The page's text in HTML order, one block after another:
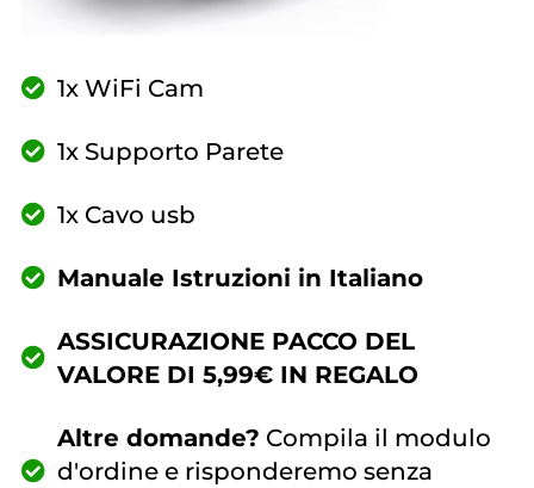
1x WiFi Cam
1x Supporto Parete
1x Cavo usb
Manuale Istruzioni in Italiano
ASSICURAZIONE PACCO DEL
VALORE DI 5,99€ IN REGALO
Altre domande? Compila il modulo
d'ordine e risponderemo senza